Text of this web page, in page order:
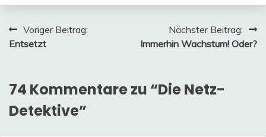
Beitragsnavigation
Voriger Beitrag:
Entsetzt
Nächster Beitrag:
Immerhin Wachstum! Oder?
74 Kommentare zu “Die Netz-
Detektive”